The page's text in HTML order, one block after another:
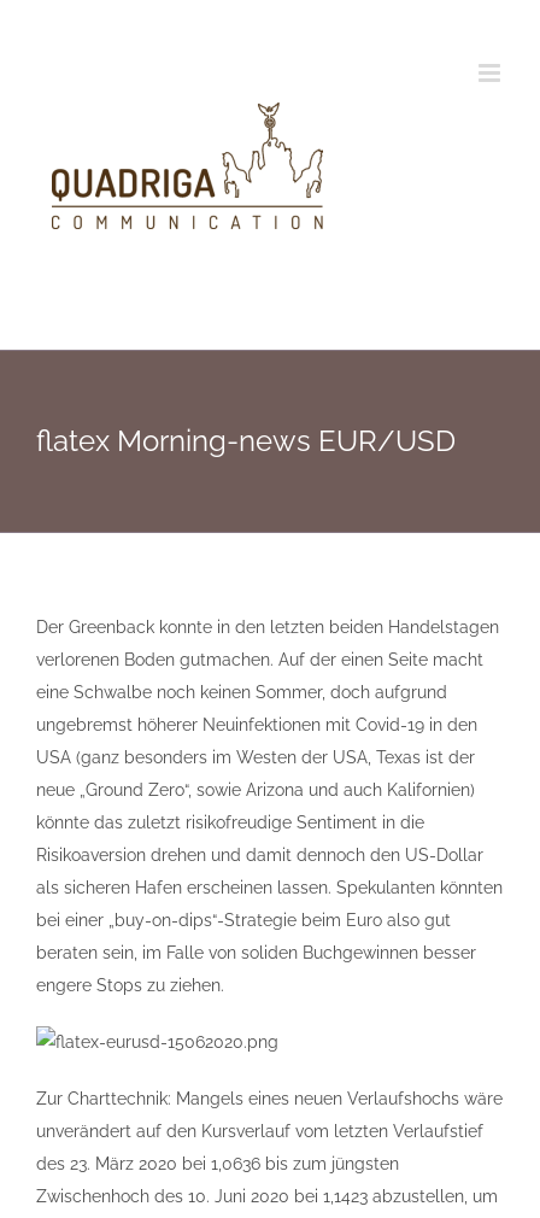
flatex Morning-news EUR/USD
Der Greenback konnte in den letzten beiden Handelstagen
verlorenen Boden gutmachen. Auf der einen Seite macht
eine Schwalbe noch keinen Sommer, doch aufgrund
ungebremst höherer Neuinfektionen mit Covid-19 in den
USA (ganz besonders im Westen der USA, Texas ist der
neue „Ground Zero“, sowie Arizona und auch Kalifornien)
könnte das zuletzt risikofreudige Sentiment in die
Risikoaversion drehen und damit dennoch den US-Dollar
als sicheren Hafen erscheinen lassen. Spekulanten könnten
bei einer „buy-on-dips“-Strategie beim Euro also gut
beraten sein, im Falle von soliden Buchgewinnen besser
engere Stops zu ziehen.
Zur Charttechnik: Mangels eines neuen Verlaufshochs wäre
unverändert auf den Kursverlauf vom letzten Verlaufstief
des 23. März 2020 bei 1,0636 bis zum jüngsten
Zwischenhoch des 10. Juni 2020 bei 1,1423 abzustellen, um